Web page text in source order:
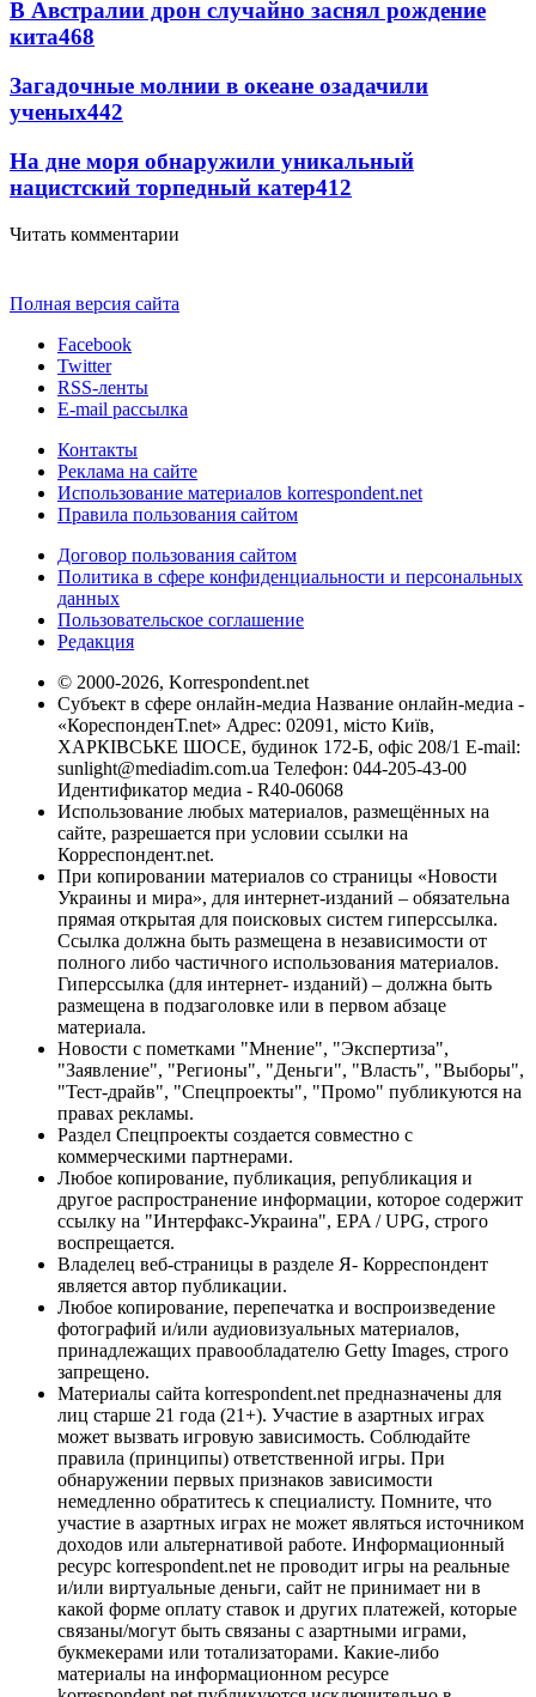
В Австралии дрон случайно заснял рождение
кита468
Загадочные молнии в океане озадачили
ученых442
На дне моря обнаружили уникальный
нацистский торпедный катер412
Читать комментарии
Полная версия сайта
Facebook
Twitter
RSS-ленты
E-mail рассылка
Контакты
Реклама на сайте
Использование материалов korrespondent.net
Правила пользования сайтом
Договор пользования сайтом
Политика в сфере конфиденциальности и персональных
данных
Пользовательское соглашение
Редакция
© 2000-2026, Korrespondent.net
Субъект в сфере онлайн-медиа Название онлайн-медиа -
«КореспонденТ.net» Адрес: 02091, місто Київ,
ХАРКІВСЬКЕ ШОСЕ, будинок 172-Б, офіс 208/1 E-mail:
sunlight@mediadim.com.ua Телефон: 044-205-43-00
Идентификатор медиа - R40-06068
Использование любых материалов, размещённых на
сайте, разрешается при условии ссылки на
Корреспондент.net.
При копировании материалов со страницы «Новости
Украины и мира», для интернет-изданий – обязательна
прямая открытая для поисковых систем гиперссылка.
Ссылка должна быть размещена в независимости от
полного либо частичного использования материалов.
Гиперссылка (для интернет- изданий) – должна быть
размещена в подзаголовке или в первом абзаце
материала.
Новости с пометками "Мнение", "Экспертиза",
"Заявление", "Регионы", "Деньги", "Власть", "Выборы",
"Тест-драйв", "Спецпроекты", "Промо" публикуются на
правах рекламы.
Раздел Спецпроекты создается совместно с
коммерческими партнерами.
Любое копирование, публикация, републикация и
другое распространение информации, которое содержит
ссылку на "Интерфакс-Украина", EPA / UPG, строго
воспрещается.
Владелец веб-страницы в разделе Я- Корреспондент
является автор публикации.
Любое копирование, перепечатка и воспроизведение
фотографий и/или аудиовизуальных материалов,
принадлежащих правообладателю Getty Images, строго
запрещено.
Материалы сайта korrespondent.net предназначены для
лиц старше 21 года (21+). Участие в азартных играх
может вызвать игровую зависимость. Соблюдайте
правила (принципы) ответственной игры. При
обнаружении первых признаков зависимости
немедленно обратитесь к специалисту. Помните, что
участие в азартных играх не может являться источником
доходов или альтернативой работе. Информационный
ресурс korrespondent.net не проводит игры на реальные
и/или виртуальные деньги, сайт не принимает ни в
какой форме оплату ставок и других платежей, которые
связаны/могут быть связаны с азартными играми,
букмекерами или тотализаторами. Какие-либо
материалы на информационном ресурсе